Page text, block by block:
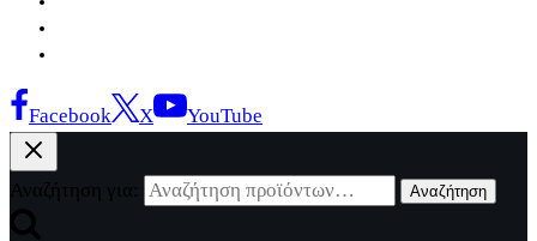
Facebook X YouTube
Αναζήτηση